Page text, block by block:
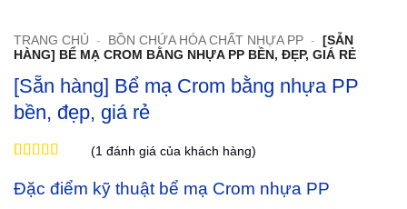
TRANG CHỦ - BỒN CHỨA HÓA CHẤT NHỰA PP -
[SẴN
HÀNG] BỂ MẠ CROM BẰNG NHỰA PP BỀN, ĐẸP, GIÁ RẺ
[Sẵn hàng] Bể mạ Crom bằng nhựa PP
bền, đẹp, giá rẻ
trênđánh
giá
(1 đánh giá của khách hàng)
Đặc điểm kỹ thuật bể mạ Crom nhựa PP